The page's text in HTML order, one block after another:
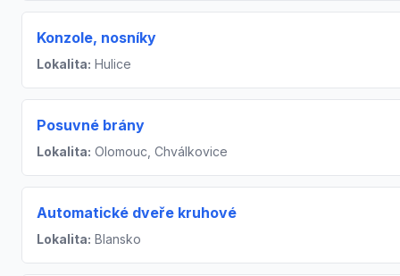
Konzole, nosníky
Lokalita: Hulice
Posuvné brány
Lokalita: Olomouc, Chválkovice
Automatické dveře kruhové
Lokalita: Blansko